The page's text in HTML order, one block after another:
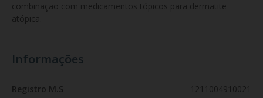
combinação com medicamentos tópicos para dermatite
atópica.
Informações
Registro M.S 1211004910021